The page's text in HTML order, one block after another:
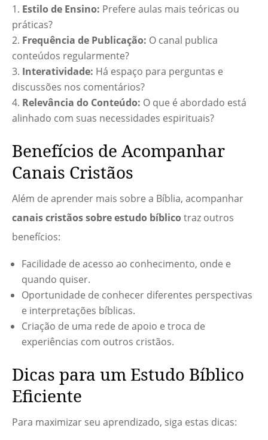
Estilo de Ensino: Prefere aulas mais teóricas ou
práticas?
Frequência de Publicação: O canal publica
conteúdos regularmente?
Interatividade: Há espaço para perguntas e
discussões nos comentários?
Relevância do Conteúdo: O que é abordado está
alinhado com suas necessidades espirituais?
Benefícios de Acompanhar
Canais Cristãos
Além de aprender mais sobre a Bíblia, acompanhar
canais cristãos sobre estudo bíblicotraz outros
benefícios:
Facilidade de acesso ao conhecimento, onde e
quando quiser.
Oportunidade de conhecer diferentes perspectivas
e interpretações bíblicas.
Criação de uma rede de apoio e troca de
experiências com outros cristãos.
Dicas para um Estudo Bíblico
Eficiente
Para maximizar seu aprendizado, siga estas dicas: